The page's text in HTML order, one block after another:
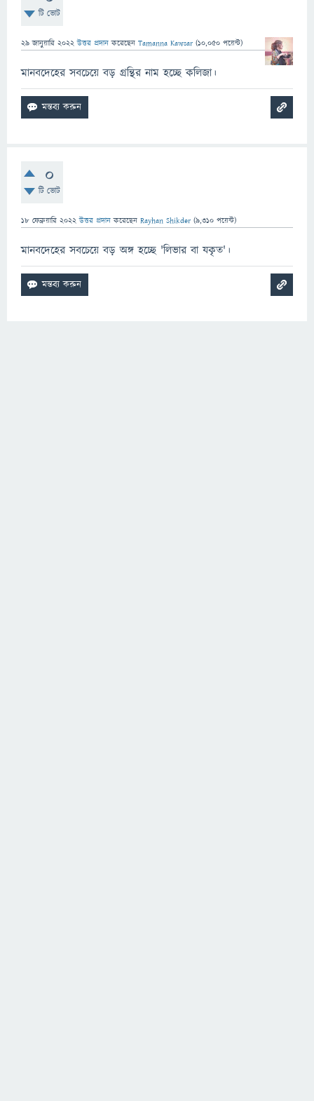
টি ভোট
29 জানুয়ারি 2022 উত্তর প্রদান করেছেন Tamanna Kawsar (10,050 পয়েন্ট)
মানবদেহের সবচেয়ে বড় গ্রন্থির নাম হচ্ছে কলিজা।
0
টি ভোট
18 ফেব্রুয়ারি 2022 উত্তর প্রদান করেছেন Rayhan Shikder (9,310 পয়েন্ট)
মানবদেহের সবচেয়ে বড় অঙ্গ হচ্ছে 'লিভার বা যকৃত'।